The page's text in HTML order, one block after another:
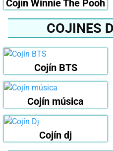
Cojín Winnie The Pooh
COJINES
Cojín BTS
Cojín música
Cojín dj